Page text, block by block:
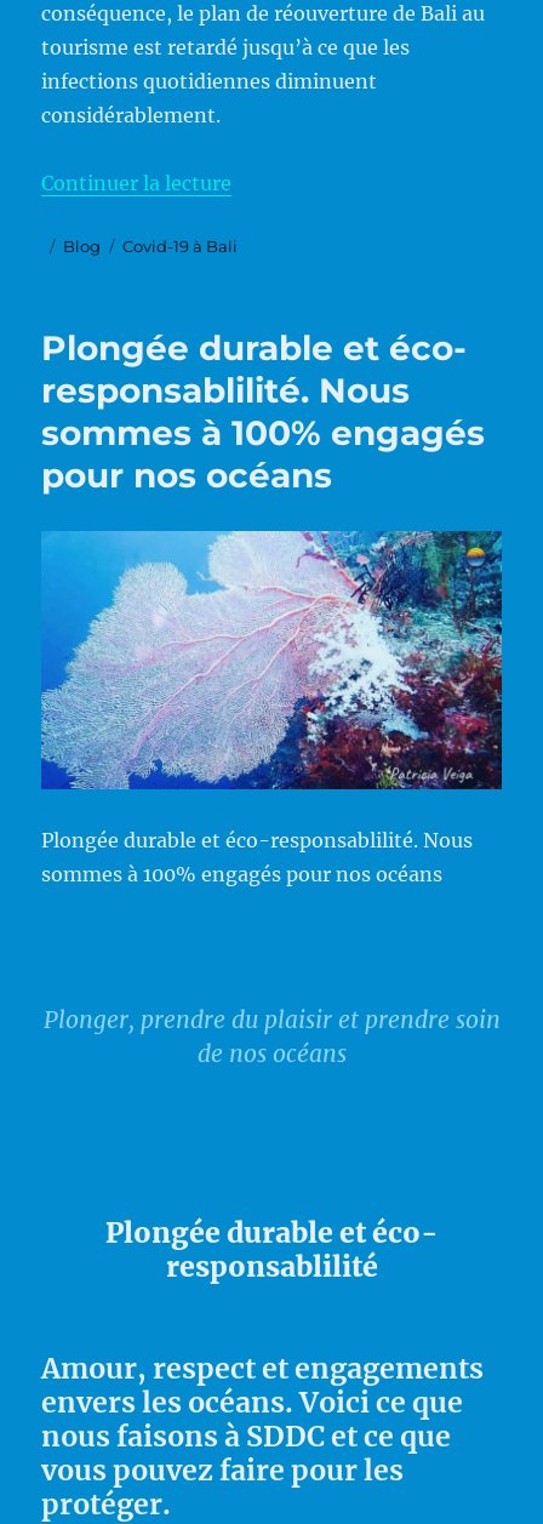
conséquence, le plan de réouverture de Bali au
tourisme est retardé jusqu’à ce que les
infections quotidiennes diminuent
considérablement.
Continuer la lecture
Publié
Catégories
Blog Étiquettes
Covid-19 à Bali
Plongée durable et éco-
responsablilité. Nous
sommes à 100% engagés
pour nos océans
Plongée durable et éco-responsablilité. Nous
sommes à 100% engagés pour nos océans
Plonger, prendre du plaisir et prendre soin
de nos océans
Plongée durable et éco-
responsablilité
Amour, respect et engagements
envers les océans. Voici ce que
nous faisons à SDDC et ce que
vous pouvez faire pour les
protéger.